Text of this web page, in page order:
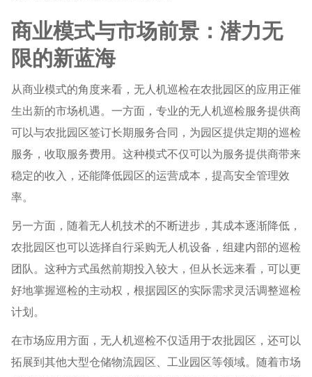
商业模式与市场前景：潜力无
限的新蓝海
从商业模式的角度来看，无人机巡检在农批园区的应用正催
生出新的市场机遇。一方面，专业的无人机巡检服务提供商
可以与农批园区签订长期服务合同，为园区提供定期的巡检
服务，收取服务费用。这种模式不仅可以为服务提供商带来
稳定的收入，还能降低园区的运营成本，提高安全管理效
率。
另一方面，随着无人机技术的不断进步，其成本逐渐降低，
农批园区也可以选择自行采购无人机设备，组建内部的巡检
团队。这种方式虽然前期投入较大，但从长远来看，可以更
好地掌握巡检的主动权，根据园区的实际需求灵活调整巡检
计划。
在市场应用方面，无人机巡检不仅适用于农批园区，还可以
拓展到其他大型仓储物流园区、工业园区等领域。随着市场